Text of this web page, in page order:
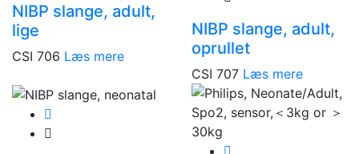
NIBP slange, adult,
lige
CSI 706 Læs mere
NIBP slange, adult,
oprullet
CSI 707 Læs mere